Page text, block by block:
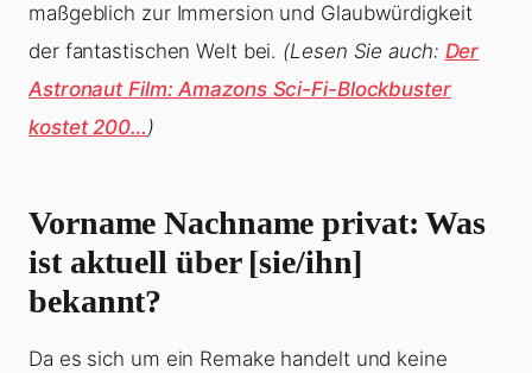
maßgeblich zur Immersion und Glaubwürdigkeit
der fantastischen Welt bei. (Lesen Sie auch: Der
Astronaut Film: Amazons Sci-Fi-Blockbuster
kostet 200…)
Vorname Nachname privat: Was
ist aktuell über [sie/ihn]
bekannt?
Da es sich um ein Remake handelt und keine